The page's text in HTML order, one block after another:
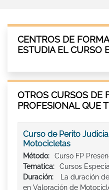
CENTROS DE
ESTUDIA EL CURSO
OTROS CURSOS DE
PROFESIONAL QUE
Curso de Perito
Motocicletas
Método:
Curso FP
Tematica:
Cursos
Duración:
La duración
en Valoración de